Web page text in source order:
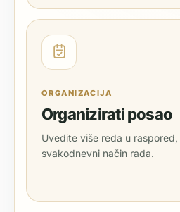
ORGANIZACIJA
Organizirati posao
Uvedite više reda u
svakodnevni način rada.